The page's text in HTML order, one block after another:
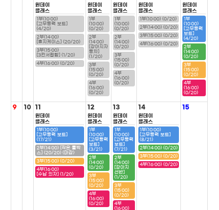
원데이
클래스
1부(10:00)
[고무동력 보트]
(4/20)
2부(14:00)
[휴지케이스] (20/20)
3부(15:00)
[3칸서랍함] (1/20)
4부(16:00) (0/20)
원데이
클래스
1부
(10:00)
(0/20)
2부
(14:00)
[강아지자
동차]
(1/20)
3부
(15:00)
(0/20)
4부
(16:00)
(0/20)
원데이
클래스
1부
(10:00)
(0/20)
2부
(14:00)
(0/20)
3부
(15:00)
(0/20)
4부
(16:00)
(0/20)
원데이
클래스
1부(10:00) (0/20)
2부(14:00) (0/20)
3부(15:00) (0/20)
4부(16:00) (0/20)
원데이
클래스
1부
(10:00)
[고무동력
보트]
(4/20)
2부
(14:00)
(0/20)
3부
(15:00)
(0/20)
4부
(16:00)
(0/20)
9 10 11
원데이
클래스
1부(10:00)
[고무동력 보트]
(17/21)
2부(14:00) [작은 툴박
스] (20/20) (마감)
3부(15:00) (0/20)
4부(16:00)
[수납 의자] (1/20)
12
원데이
클래스
1부
(10:00)
[고무동력
보트]
(3/21)
2부
(14:00)
(0/20)
3부
(15:00)
(0/20)
4부
(16:00)
(0/20)
13
원데이
클래스
1부
(10:00)
[고무동력
보트]
(7/21)
2부
(14:00)
[강아지
선반]
(1/20)
3부
(15:00)
(0/20)
4부
(16:00)
14
원데이
클래스
1부(10:00)
[고무동력 보트]
(8/21)
2부(14:00) (0/20)
3부(15:00) (0/20)
4부(16:00) (0/20)
15